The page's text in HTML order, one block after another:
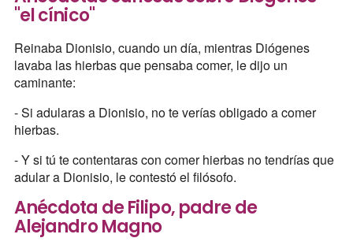
"el cínico"
Reinaba Dionisio, cuando un día, mientras Diógenes
lavaba las hierbas que pensaba comer, le dijo un
caminante:
- Si adularas a Dionisio, no te verías obligado a comer
hierbas.
- Y si tú te contentaras con comer hierbas no tendrías que
adular a Dionisio, le contestó el filósofo.
Anécdota de Filipo, padre de
Alejandro Magno